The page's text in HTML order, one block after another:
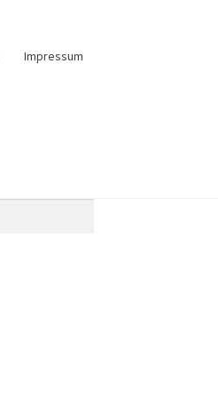
Impressum